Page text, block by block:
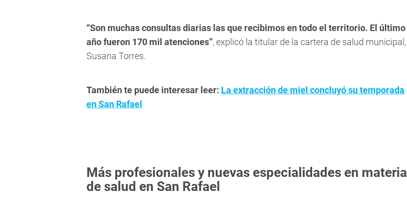
“Son muchas consultas diarias las que recibimos en todo el territorio. El último
año fueron 170 mil atenciones”, explicó la titular de la cartera de salud municipal,
Susana Torres.
También te puede interesar leer: La extracción de miel concluyó su temporada
en San Rafael
Más profesionales y nuevas especialidades en materia
de salud en San Rafael